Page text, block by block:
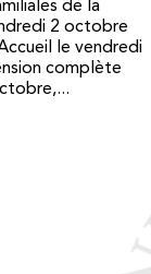
de la
2 octobre
le vendredi
complète